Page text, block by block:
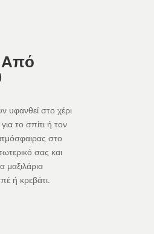
Από
υφανθεί στο χέρι
το σπίτι ή τον
στο
σας και
μαξιλάρια
ή κρεβάτι.